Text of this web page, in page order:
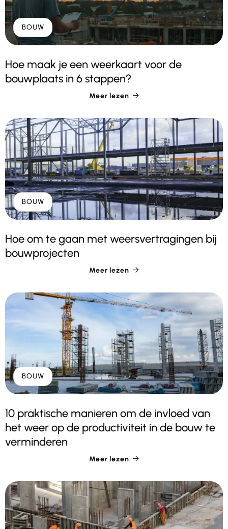
BOUW
Hoe maak je een weerkaart voor de
bouwplaats in 6 stappen?
Meer lezen 
BOUW
Hoe om te gaan met weersvertragingen bij
bouwprojecten
Meer lezen 
BOUW
10 praktische manieren om de invloed van
het weer op de productiviteit in de bouw te
verminderen
Meer lezen 